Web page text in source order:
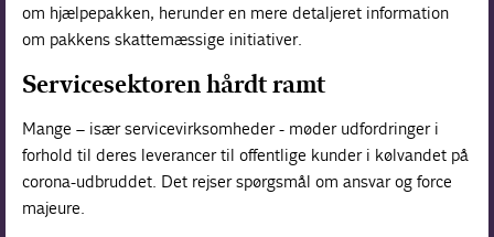
om hjælpepakken, herunder en mere detaljeret information
om pakkens skattemæssige initiativer.
Servicesektoren hårdt ramt
Mange – især servicevirksomheder - møder udfordringer i
forhold til deres leverancer til offentlige kunder i kølvandet på
corona-udbruddet. Det rejser spørgsmål om ansvar og force
majeure.